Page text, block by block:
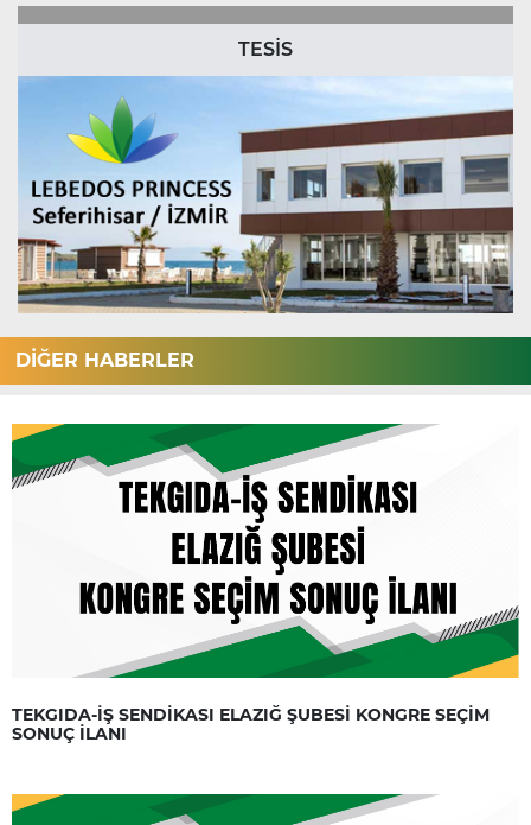
TESİS
DİĞER HABERLER
TEKGIDA-İŞ SENDİKASI ELAZIĞ ŞUBESİ KONGRE SEÇİM
SONUÇ İLANI